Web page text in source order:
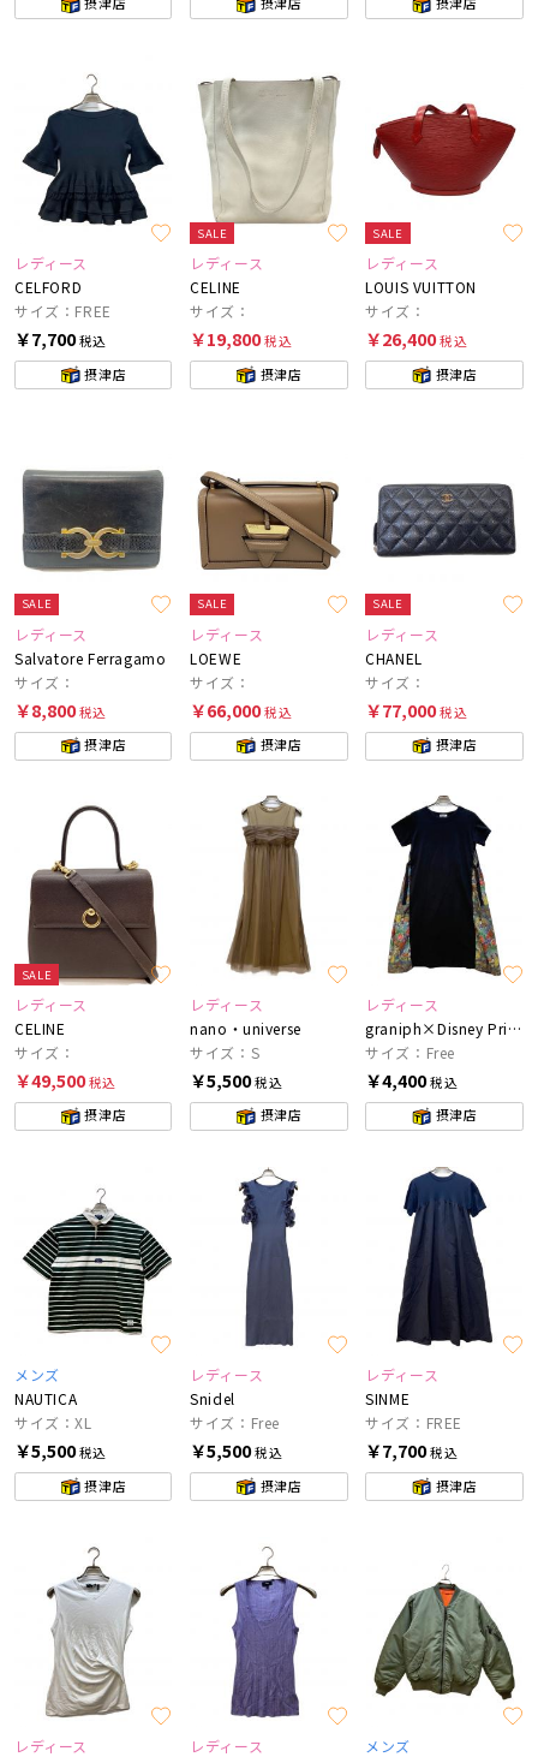
レディース
CELFORD
サイズ：FREE
￥7,700税込
摂津店
SALE
レディース
CELINE
サイズ：
￥19,800税込
摂津店
SALE
レディース
LOUIS VUITTON
サイズ：
￥26,400税込
摂津店
SALE
レディース
Salvatore Ferragamo
サイズ：
￥8,800税込
摂津店
SALE
レディース
LOEWE
サイズ：
￥66,000税込
摂津店
SALE
レディース
CHANEL
サイズ：
￥77,000税込
摂津店
SALE
レディース
CELINE
サイズ：
￥49,500税込
摂津店
レディース
nano・universe
サイズ：S
￥5,500税込
摂津店
レディース
graniph×Disney Princes
サイズ：Free
￥4,400税込
摂津店
メンズ
NAUTICA
サイズ：XL
￥5,500税込
摂津店
レディース
Snidel
サイズ：Free
￥5,500税込
摂津店
レディース
SINME
サイズ：FREE
￥7,700税込
摂津店
レディース
レディース
メンズ